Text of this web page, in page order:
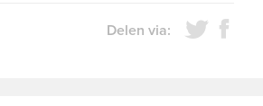
Delen via: